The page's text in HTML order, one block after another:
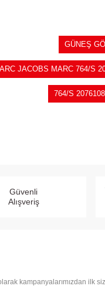
GÜNEŞ
JACOBS MARC 764/S
764/S
Güvenli
Alışveriş
kampanyalarımızdan ilk